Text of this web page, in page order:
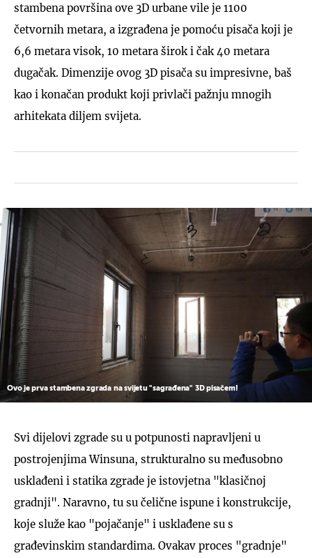
stambena površina ove 3D urbane vile je 1100
četvornih metara, a izgrađena je pomoću pisača koji je
6,6 metara visok, 10 metara širok i čak 40 metara
dugačak. Dimenzije ovog 3D pisača su impresivne, baš
kao i konačan produkt koji privlači pažnju mnogih
arhitekata diljem svijeta.
Ovo je prva stambena zgrada na svijetu "sagrađena" 3D pisačem!
Svi dijelovi zgrade su u potpunosti napravljeni u
postrojenjima Winsuna, strukturalno su međusobno
usklađeni i statika zgrade je istovjetna "klasičnoj
gradnji". Naravno, tu su čelične ispune i konstrukcije,
koje služe kao "pojačanje" i usklađene su s
građevinskim standardima. Ovakav proces "gradnje"